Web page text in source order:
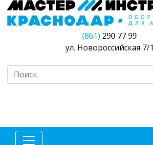
(861) 290 77 99
ул. Новороссийская 7/1